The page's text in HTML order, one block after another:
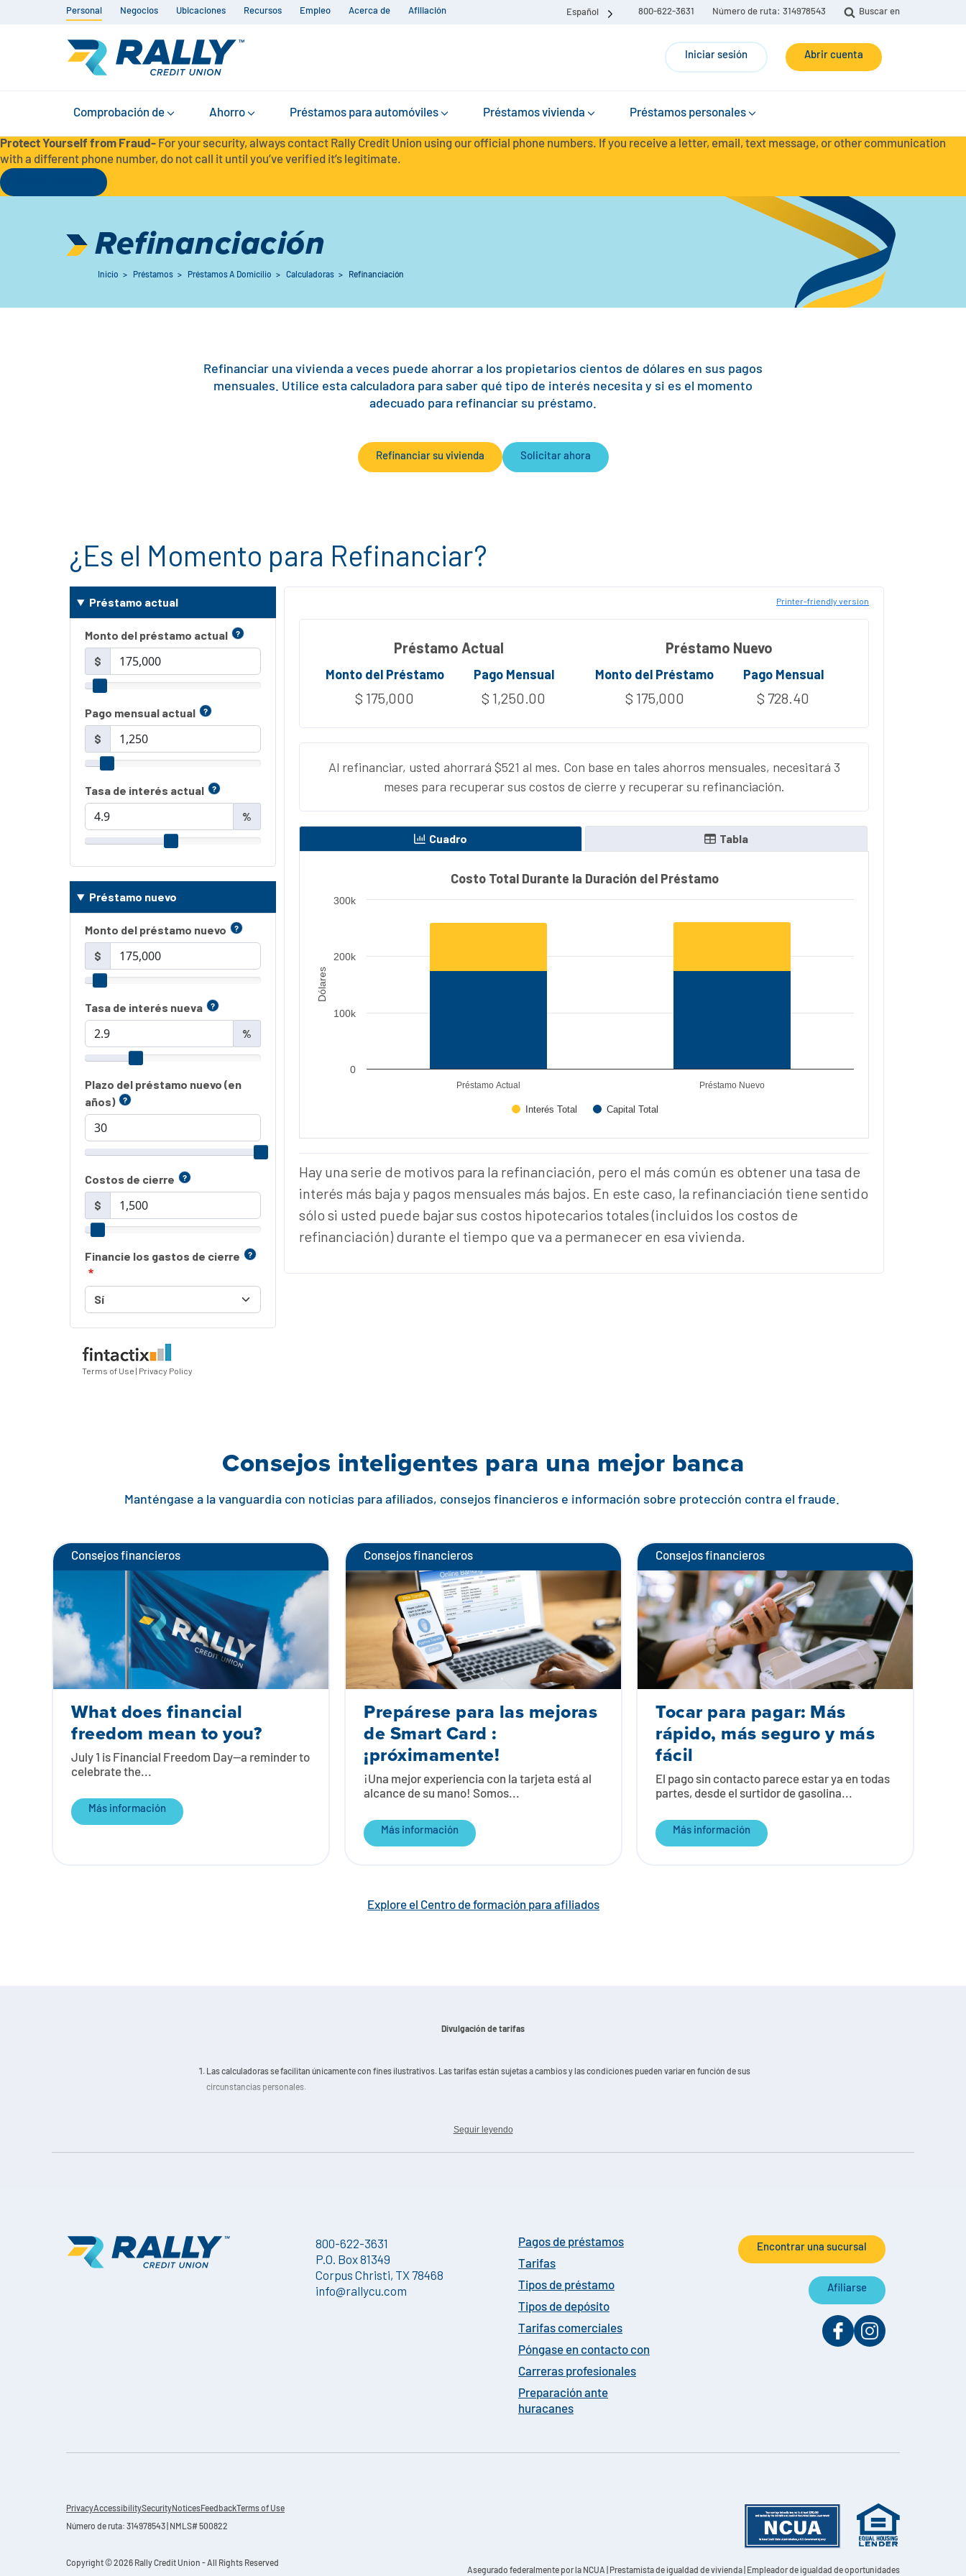
Personal Negocios Ubicaciones Recursos Empleo Acerca de Afiliación Español 800-622-3631 Número de ruta: 314978543 Buscar en
Iniciar sesión Abrir cuenta
Comprobación de Ahorro Préstamos para automóviles Préstamos vivienda Préstamos personales
Protect Yourself from Fraud- For your security, always contact Rally Credit Union using our official phone numbers. If you receive a letter, email, text message, or other communication
with a different phone number, do not call it until you’ve verified it’s legitimate.
Refinanciación
Inicio > Préstamos > Préstamos A Domicilio > Calculadoras > Refinanciación
Refinanciar una vivienda a veces puede ahorrar a los propietarios cientos de dólares en sus pagos
mensuales. Utilice esta calculadora para saber qué tipo de interés necesita y si es el momento
adecuado para refinanciar su préstamo.
Refinanciar su vivienda Solicitar ahora
Consejos inteligentes para una mejor banca
Manténgase a la vanguardia con noticias para afiliados, consejos financieros e información sobre protección contra el fraude.
Consejos financieros
What does financial
freedom mean to you?
July 1 is Financial Freedom Day—a reminder to
celebrate the...
Más información
Consejos financieros
Prepárese para las mejoras
de Smart Card :
¡próximamente!
¡Una mejor experiencia con la tarjeta está al
alcance de su mano! Somos...
Más información
Consejos financieros
Tocar para pagar: Más
rápido, más seguro y más
fácil
El pago sin contacto parece estar ya en todas
partes, desde el surtidor de gasolina...
Más información
Explore el Centro de formación para afiliados
Divulgación de tarifas
Las calculadoras se facilitan únicamente con fines ilustrativos. Las tarifas están sujetas a cambios y las condiciones pueden variar en función de sus
circunstancias personales.
Seguir leyendo
800-622-3631
P.O. Box 81349
Corpus Christi, TX 78468
info@rallycu.com
Pagos de préstamos
Tarifas
Tipos de préstamo
Tipos de depósito
Tarifas comerciales
Póngase en contacto con
Carreras profesionales
Preparación ante
huracanes
Encontrar una sucursal
Afiliarse
PrivacyAccessibilitySecurityNoticesFeedback Terms of Use
Número de ruta: 314978543 | NMLS# 500822
Copyright © 2026 Rally Credit Union - All Rights Reserved
Asegurado federalmente por la NCUA | Prestamista de igualdad de vivienda | Empleador de igualdad de oportunidades